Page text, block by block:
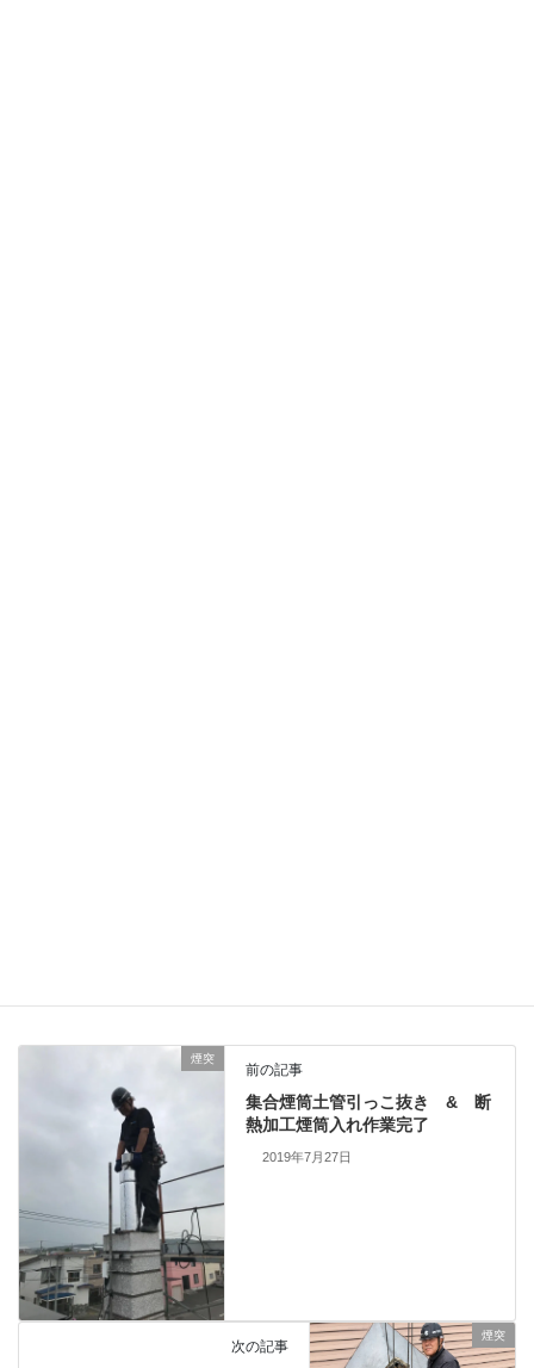
煙突
前の記事
集合煙筒土管引っこ抜き & 断
熱加工煙筒入れ作業完了
2019年7月27日
煙突
次の記事